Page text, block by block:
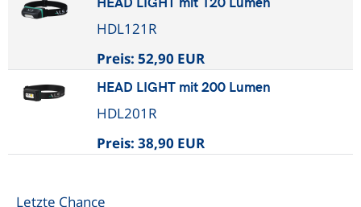
Letzte Chance
HDL121R
Preis: 52,90 EUR
HEAD LIGHT mit 200 Lumen
HDL201R
Preis: 38,90 EUR